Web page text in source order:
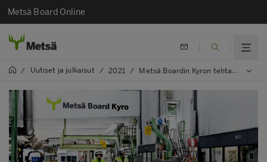
Metsä Board Online
/ Uutiset ja julkaisut / 2021 / Metsä Boardin Kyron tehtaan modernisoitu jälkikäsittelylinja käynnistyi